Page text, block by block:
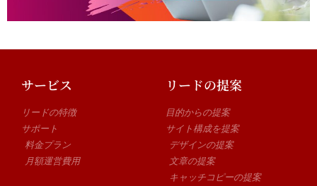
サービス
リードの特徴
サポート
料金プラン
月額運営費用
リードの提案
目的からの提案
サイト構成を提案
デザインの提案
文章の提案
キャッチコピーの提案